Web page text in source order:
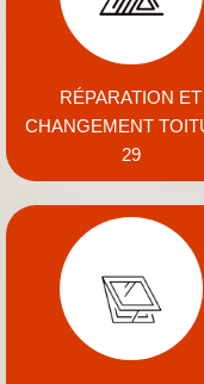
RÉPARATION ET
CHANGEMENT
29